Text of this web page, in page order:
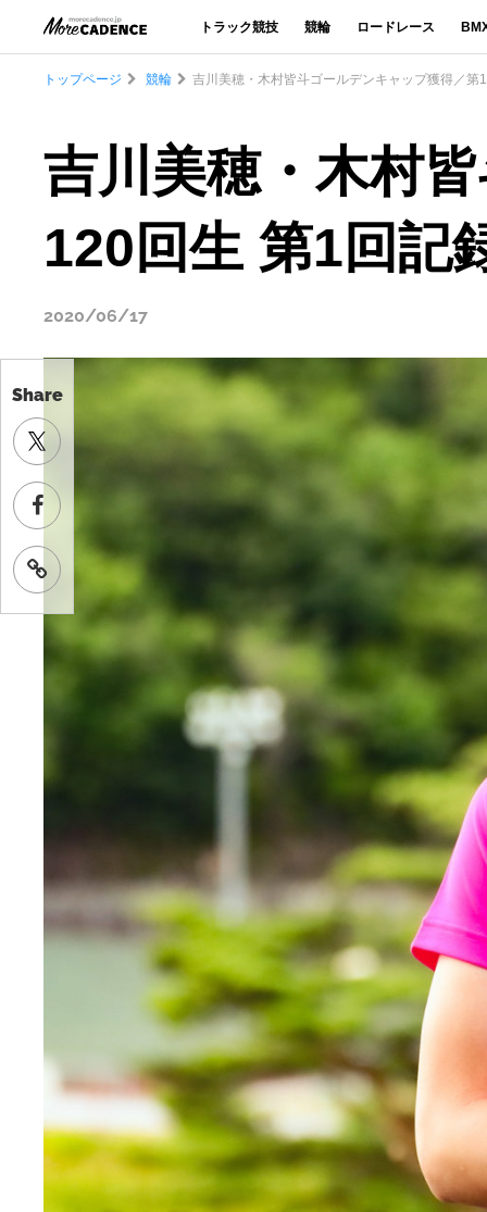
トラック競技 競輪 ロードレース
Share
トップページ 競輪 吉川美穂・木村皆斗ゴールデンキャップ獲得／
吉川美穂・木村
120回生 第1回記
2020/06/17